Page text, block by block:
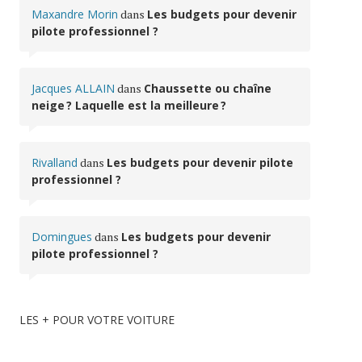
Maxandre Morin dans Les budgets pour devenir
pilote professionnel ?
Jacques ALLAIN dans Chaussette ou chaîne
neige ? Laquelle est la meilleure ?
Rivalland dans Les budgets pour devenir pilote
professionnel ?
Domingues dans Les budgets pour devenir
pilote professionnel ?
LES + POUR VOTRE VOITURE